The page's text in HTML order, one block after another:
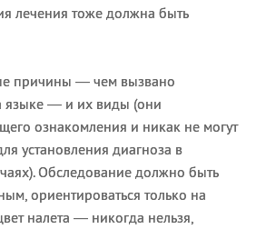
лечения тоже должна быть
причины — чем вызвано
языке — и их виды (они
ознакомления и никак не могут
установления диагноза в
Обследование должно быть
ориентироваться только на
налета — никогда нельзя,